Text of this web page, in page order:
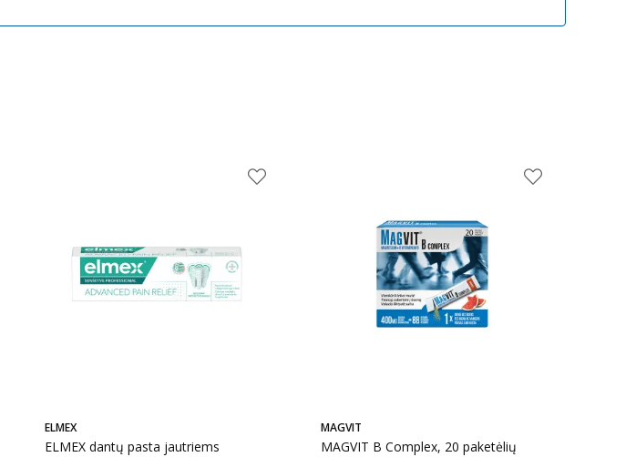
ELMEX
ELMEX dantų pasta jautriems
MAGVIT
MAGVIT B Complex, 20 paketėlių